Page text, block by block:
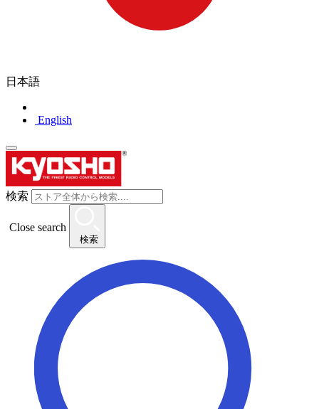
日本語
English
検索
Close search
検索